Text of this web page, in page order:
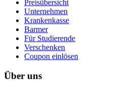
Preisübersicht
Unternehmen
Krankenkasse
Barmer
Für Studierende
Ver­schen­ken
Coupon einlösen
Über uns